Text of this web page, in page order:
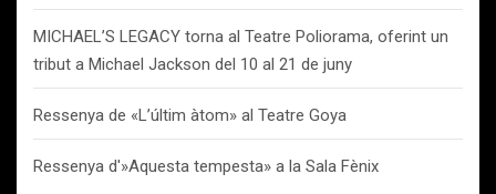
MICHAEL’S LEGACY torna al Teatre Poliorama, oferint un
tribut a Michael Jackson del 10 al 21 de juny
Ressenya de «L’últim àtom» al Teatre Goya
Ressenya d'»Aquesta tempesta» a la Sala Fènix